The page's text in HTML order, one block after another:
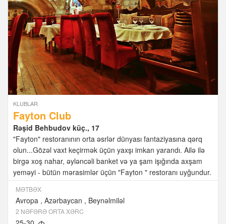
KLUBLAR
Fayton Club
Rəşid Behbudov küç., 17
"Fayton" restoranının orta əsrlər dünyası fantaziyasına qərq
olun...Gözəl vaxt keçirmək üçün yaxşı imkan yarandı. Ailə ilə
birgə xoş nahar, əyləncəli banket və ya şam işığında axşam
yeməyi - bütün mərasimlər üçün "Fayton " restoranı uyğundur.
MƏTBƏX
Avropa Azərbaycan Beynəlmiləl
2 NƏFƏRƏ ORTA XƏRC